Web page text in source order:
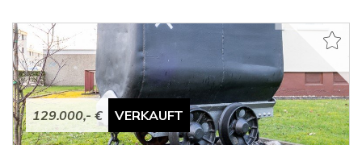
129.000,- € VERKAUFT